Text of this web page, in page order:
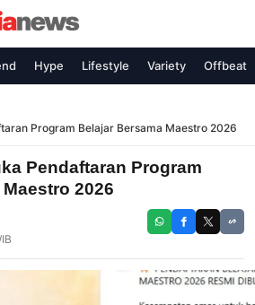
Hype Lifestyle Variety Offbeat
Program Belajar Bersama Maestro 2026
Pendaftaran Program
2026